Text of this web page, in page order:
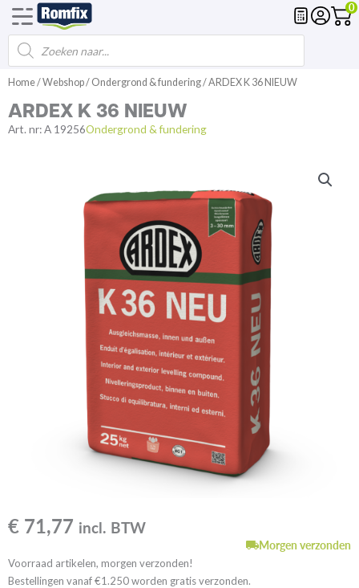
Spring
naar
de
inhoud
0
Products
searchVoegmortel
Home/Webshop/ Ondergrond & fundering/ ARDEX K 36 NIEUW
ARDEX K 36 NIEUW
Art. nr:A 19256Ondergrond & fundering
€ 71,77 incl. BTW
Morgen verzonden
Voorraad artikelen, morgen verzonden!
Bestellingen vanaf €1.250 worden gratis verzonden.